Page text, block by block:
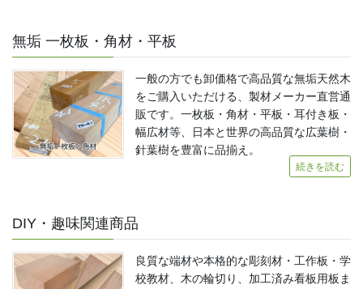
無垢 一枚板・角材・平板
一般の方でも卸価格で高品質な無垢天然木
をご購入いただける、製材メーカー直営通
販です。一枚板・角材・平板・耳付き板・
幅広材等、日本と世界の高品質な広葉樹・
針葉樹を豊富に品揃え。
続きを読む
DIY・趣味関連商品
良質な端材や本格的な彫刻材・工作板・学
校教材、木の輪切り、加工済み看板用板ま